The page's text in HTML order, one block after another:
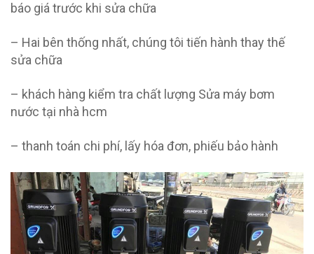
báo giá trước khi sửa chữa
– Hai bên thống nhất, chúng tôi tiến hành thay thế
sửa chữa
– khách hàng kiểm tra chất lượng Sửa máy bơm
nước tại nhà hcm
– thanh toán chi phí, lấy hóa đơn, phiếu bảo hành